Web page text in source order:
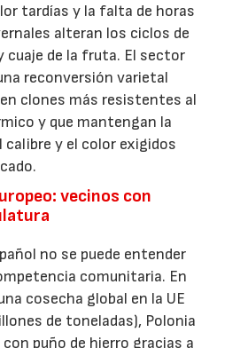
tardías y la falta de horas
alteran los ciclos de
cuaje de la fruta. El sector
reconversión varietal
clones más resistentes al
y que mantengan la
calibre y el color exigidos
vecinos con
no se puede entender
comunitaria. En
cosecha global en la UE
de toneladas), Polonia
puño de hierro gracias a